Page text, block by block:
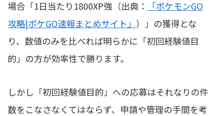
場合「1日当たり1800XP強（出典：
「ポケモンGO
攻略|ポケGO速報まとめサイト」 ）」の獲得とな
り、数値のみを比べれば明らかに「初回経験値目
的」の方が効率性で勝ります。
しかし「初回経験値目的」への応募はそれなりの件
数をこなさなくてはならず、申請や管理の手間を考